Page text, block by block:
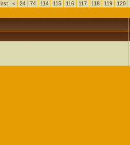
< 24 74 114 115 116 117 118 119 120